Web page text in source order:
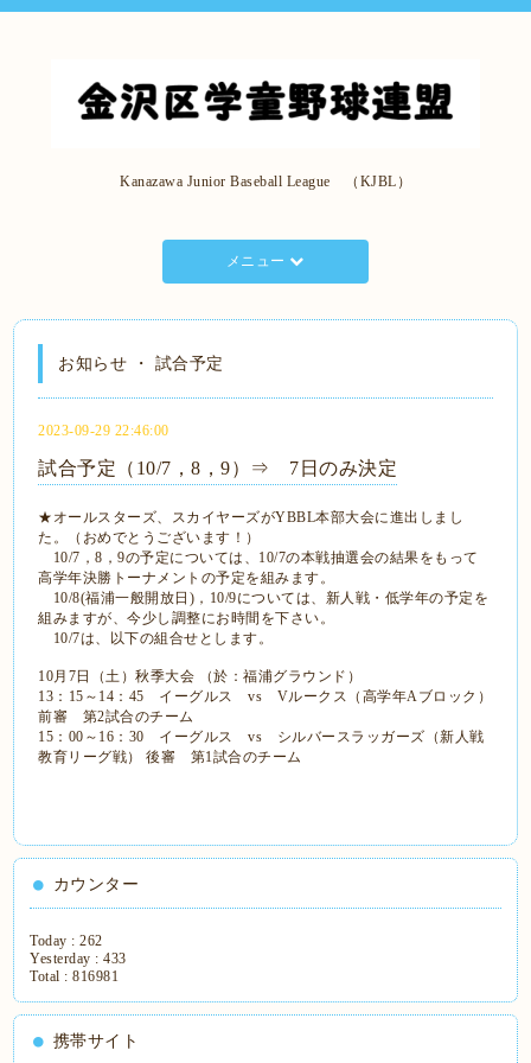
Kanazawa Junior Baseball League （KJBL）
メニュー
お知らせ ・ 試合予定
2023-09-29 22:46:00
試合予定（10/7，8，9）⇒ 7日のみ決定
★オールスターズ、スカイヤーズがYBBL本部大会に進出しまし
た。（おめでとうございます！）
10/7，8，9の予定については、10/7の本戦抽選会の結果をもって
高学年決勝トーナメントの予定を組みます。
10/8(福浦一般開放日)，10/9については、新人戦・低学年の予定を
組みますが、今少し調整にお時間を下さい。
10/7は、以下の組合せとします。
10月7日（土）秋季大会 （於：福浦グラウンド）
13：15～14：45 イーグルス vs Vルークス（高学年Aブロック）
前審 第2試合のチーム
15：00～16：30 イーグルス vs シルバースラッガーズ（新人戦
教育リーグ戦） 後審 第1試合のチーム
カウンター
Today :262
Yesterday :433
Total :816981
携帯サイト